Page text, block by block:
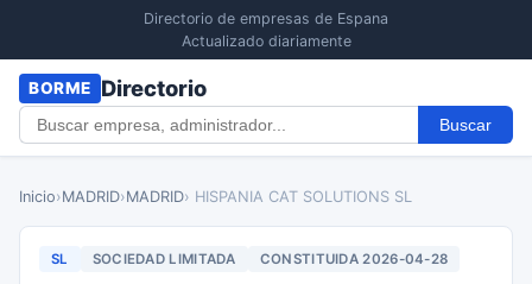
Directorio de empresas de Espana
Actualizado diariamente
BORME Directorio
Buscar
Inicio›MADRID›MADRID› HISPANIA CAT SOLUTIONS SL
SL SOCIEDAD LIMITADA CONSTITUIDA 2026-04-28